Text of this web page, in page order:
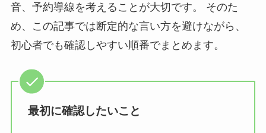
音、予約導線を考えることが大切です。 そのた
め、この記事では断定的な言い方を避けながら、
初心者でも確認しやすい順番でまとめます。
最初に確認したいこと